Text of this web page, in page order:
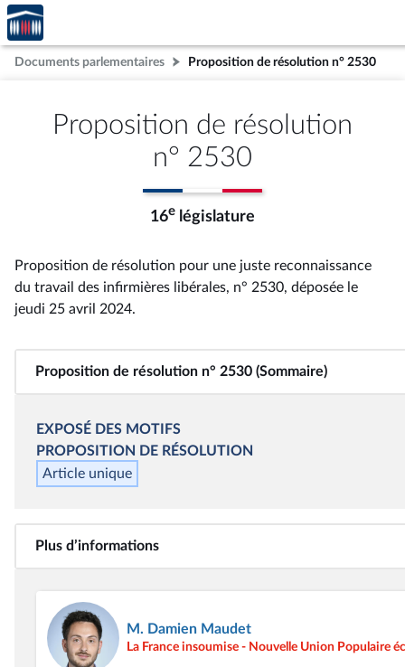
Aller au contenu
Aller en bas de la page
Accèder
à la
page
d'accueil
Documents parlementaires Proposition de résolution n° 2530
Proposition de résolution
n° 2530
16e législature
Proposition de résolution pour une juste reconnaissance
du travail des infirmières libérales, n° 2530, déposée le
jeudi 25 avril 2024.
Proposition de résolution n° 2530 (Sommaire)
EXPOSÉ DES MOTIFS
PROPOSITION DE RÉSOLUTION
Article unique
Plus d’informations
M. Damien Maudet
La France insoumise - Nouvelle Union Populaire